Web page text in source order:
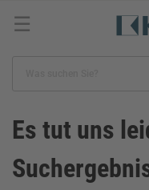
☰
Es tut uns